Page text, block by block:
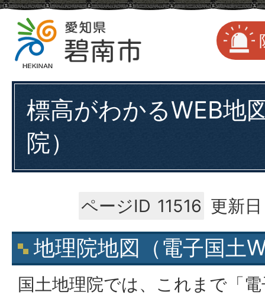
標高がわかるWEB地
院）
ページID 11516 更新
地理院地図（電子国土
国土地理院では、これまで「